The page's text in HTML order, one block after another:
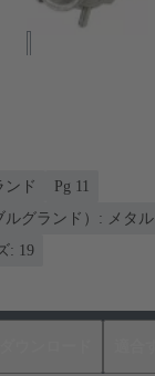
ンド
Pg 11
ルグランド）: メタル
: 19